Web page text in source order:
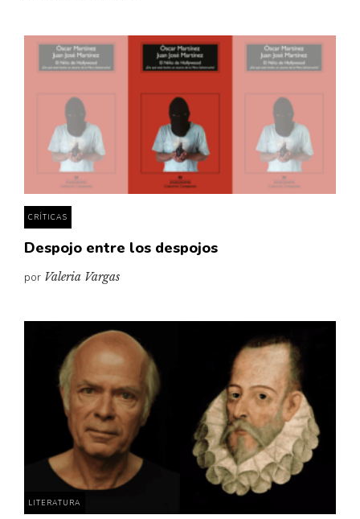
CRÍTICAS
Despojo entre los despojos
por Valeria Vargas
LITERATURA